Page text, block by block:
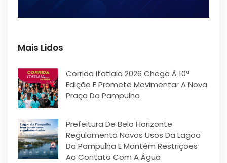
Mais Lidos
Corrida Itatiaia 2026 Chega À 10ª
Edição E Promete Movimentar A Nova
Praça Da Pampulha
Prefeitura De Belo Horizonte
Regulamenta Novos Usos Da Lagoa
Da Pampulha E Mantém Restrições
Ao Contato Com A Água